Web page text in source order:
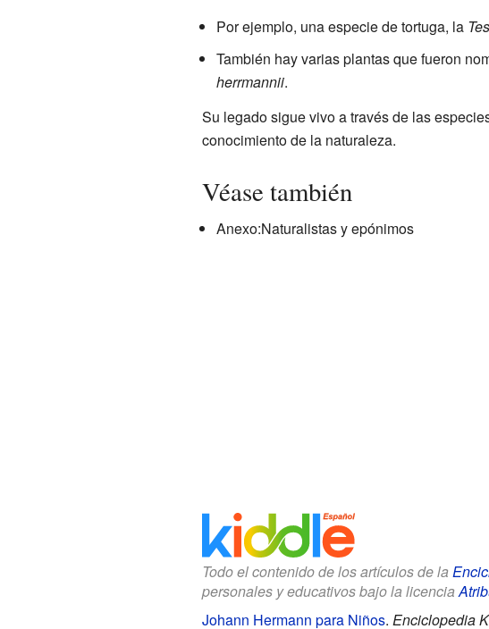
Por ejemplo, una especie de tortuga, la
También hay varias plantas que fueron
herrmannii.
Su legado sigue vivo a través de las
conocimiento de la naturaleza.
Véase también
Anexo:Naturalistas y epónimos
Todo el contenido de los artículos de la
personales y educativos bajo la licencia
Johann Hermann para Niños. Enciclopedia